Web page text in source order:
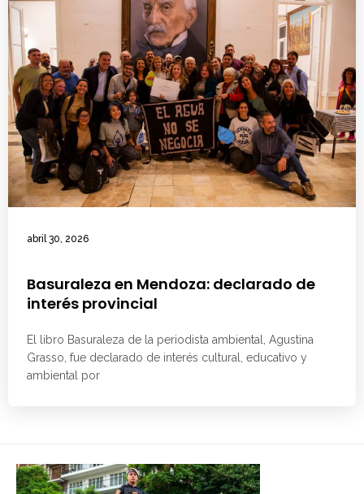
abril 30, 2026
Basuraleza en Mendoza: declarado de
interés provincial
El libro Basuraleza de la periodista ambiental, Agustina
Grasso, fue declarado de interés cultural, educativo y
ambiental por